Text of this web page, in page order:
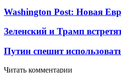
Washington Post: Новая
Зеленский и Трамп
Путин спешит
Читать комментарии